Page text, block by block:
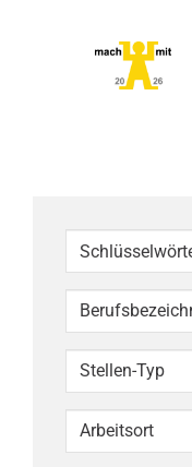
Schlüsselwörter